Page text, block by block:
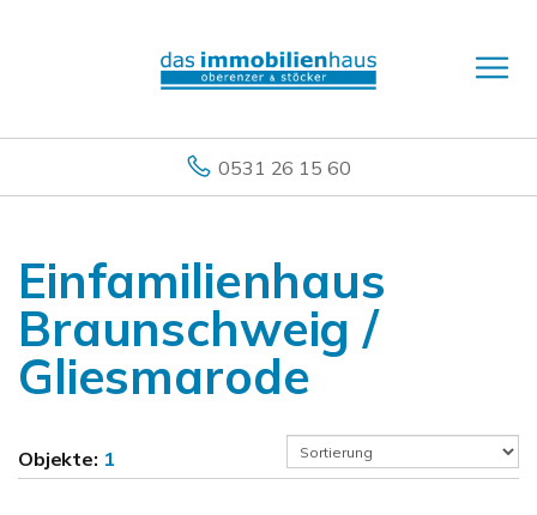
0531 26 15 60
Einfamilienhaus
Braunschweig /
Gliesmarode
Objekte: 1